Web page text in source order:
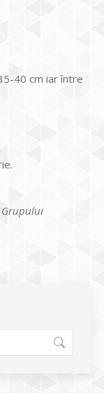
40 cm iar între
Grupului